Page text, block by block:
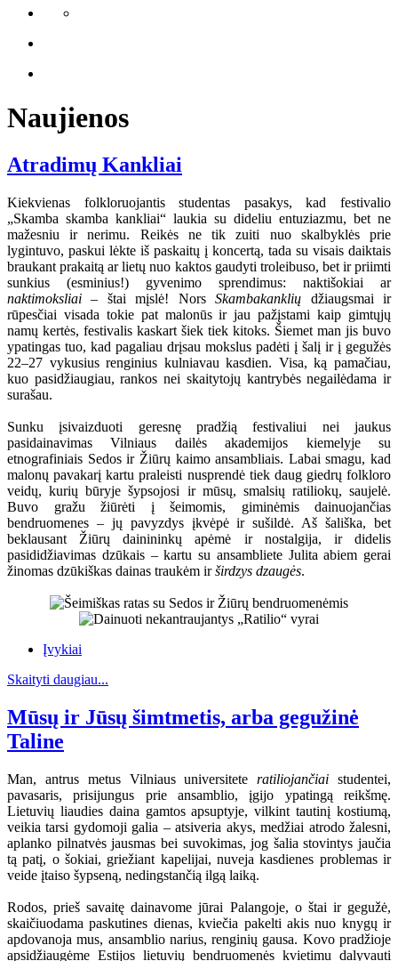
Naujienos
Atradimų Kankliai
Kiekvienas folkloruojantis studentas pasakys, kad festivalio
„Skamba skamba kankliai“ laukia su dideliu entuziazmu, bet ne
mažesniu ir nerimu. Reikės ne tik zuiti nuo skalbyklės prie
lygintuvo, paskui lėkte iš paskaitų į koncertą, tada su visais daiktais
braukant prakaitą ar lietų nuo kaktos gaudyti troleibuso, bet ir priimti
sunkius (esminius!) gyvenimo sprendimus: naktišokiai ar
naktimoksliai– štai mįslė! NorsSkambakanklių džiaugsmai ir
rūpesčiai visada tokie pat malonūs ir jau pažįstami kaip gimtųjų
namų kertės, festivalis kaskart šiek tiek kitoks. Šiemet man jis buvo
ypatingas tuo, kad pagaliau drįsau mokslus padėti į šalį ir į gegužės
22–27 vykusius renginius kulniavau kasdien. Visa, ką pamačiau,
kuo pasidžiaugiau, rankos nei skaitytojų kantrybės negailėdama ir
surašau.
Sunku įsivaizduoti geresnę pradžią festivaliui nei jaukus
pasidainavimas Vilniaus dailės akademijos kiemelyje su
etnografiniais Sedos ir Žiūrų kaimo ansambliais. Labai smagu, kad
malonų pavakarį kartu praleisti nusprendė tiek daug giedrų folkloro
veidų, kurių būryje šypsojosi ir mūsų, smalsių ratiliokų, saujelė.
Buvo gražu žiūrėti į šeimomis, giminėmis dainuojančias
bendruomenes – jų pavyzdys įkvėpė ir sušildė. Aš šališka, bet
beklausant Žiūrų dainininkų apėmė ir nostalgija, ir didelis
pasididžiavimas dzūkais – kartu su ansambliete Julita abiem gerai
žinomas dzūkiškas dainas traukėm irširdzys dzaugės.
Įvykiai
Skaityti daugiau...
Mūsų ir Jūsų šimtmetis, arba gegužinė
Taline
Man, antrus metus Vilniaus universiteteratiliojančiai studentei,
pavasaris, prisijungus prie ansamblio, įgijo ypatingą reikšmę.
Lietuvių liaudies daina gamtos apsuptyje, vilkint tautinį kostiumą,
veikia tarsi gydomoji galia – atsiveria akys, medžiai atrodo žalesni,
aplanko pilnatvės jausmas bei suvokimas, jog šalia stovintys jaučia
tą patį, o šokiai, griežiant kapelijai, nuveja kasdienes problemas ir
veide įtaiso šypseną, nedingstančią ilgą laiką.
Rodos, prieš savaitę dainavome jūrai Palangoje, o štai ir gegužė,
skaičiuodama paskutines dienas, kviečia pakelti akis nuo knygų ir
apdovanoja mus, ansamblio narius, renginių gausa. Kovo pradžioje
apsidžiaugėme Estijos lietuvių bendruomenės kvietimu dalyvauti